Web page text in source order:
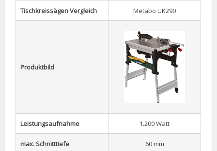
Tischkreissägen Vergleich Metabo UK290
Produktbild
Leistungsaufnahme 1.200 Watt
max. Schnitttiefe 60 mm